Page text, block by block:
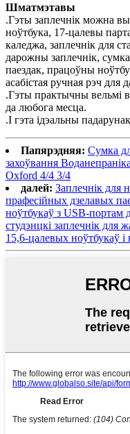
Шматмэтавы
.Гэты заплечнік можна
ноўтбука, 17-цалевы
каледжа, заплечнік для
дарожны заплечнік,
паездак, працоўны
асабістая ручная рэч для
.Гэты практычны вельмі
да любога месца.
.І гэта ідэальны
Папярэдняя: Сумка
захоўвання
Oxford 4/4 3/4
далей: Заплечнік для
прафесійных дзелавых
ноўтбукаў з USB-портам
студэнцкі заплечнік
15,6-цалевых ноўтбукаў